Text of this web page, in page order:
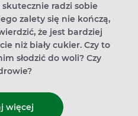
radzi sobie
zalety się nie kończą,
że jest bardziej
niż biały cukier. Czy to
słodzić do woli? Czy
więcej